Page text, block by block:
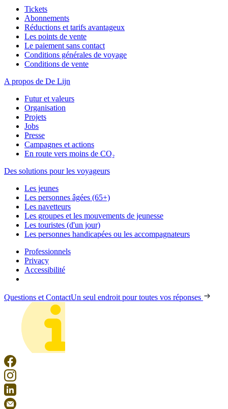
Tickets
Abonnements
Réductions et tarifs avantageux
Les points de vente
Le paiement sans contact
Conditions générales de voyage
Conditions de vente
A propos de De Lijn
Futur et valeurs
Organisation
Projets
Jobs
Presse
Campagnes et actions
En route vers moins de CO₂
Des solutions pour les voyageurs
Les jeunes
Les personnes âgées (65+)
Les navetteurs
Les groupes et les mouvements de jeunesse
Les touristes (d'un jour)
Les personnes handicapées ou les accompagnateurs
Professionnels
Privacy
Accessibilité
Questions et ContactUn seul endroit pour toutes vos réponses